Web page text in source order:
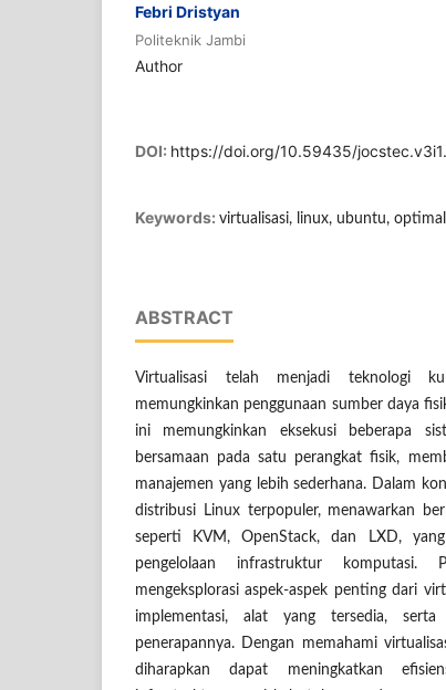
Febri Dristyan
Politeknik Jambi
Author
DOI: https://doi.org/10.59435/
Keywords: virtualisasi, linux, ubuntu,
ABSTRACT
Virtualisasi telah menjadi teknologi
memungkinkan penggunaan sumber daya
ini memungkinkan eksekusi beberapa
bersamaan pada satu perangkat fisik,
manajemen yang lebih sederhana. Dalam
distribusi Linux terpopuler, menawarkan
seperti KVM, OpenStack, dan LXD,
pengelolaan infrastruktur
mengeksplorasi aspek-aspek penting dari
implementasi, alat yang tersedia,
penerapannya. Dengan memahami
diharapkan dapat meningkatkan